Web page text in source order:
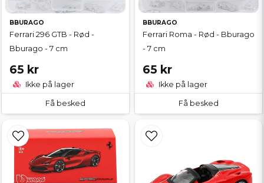
BBURAGO
Ferrari 296 GTB - Rød -
Bburago - 7 cm
65 kr
Ikke på lager
Få besked
BBURAGO
Ferrari Roma - Rød - Bburago
- 7 cm
65 kr
Ikke på lager
Få besked